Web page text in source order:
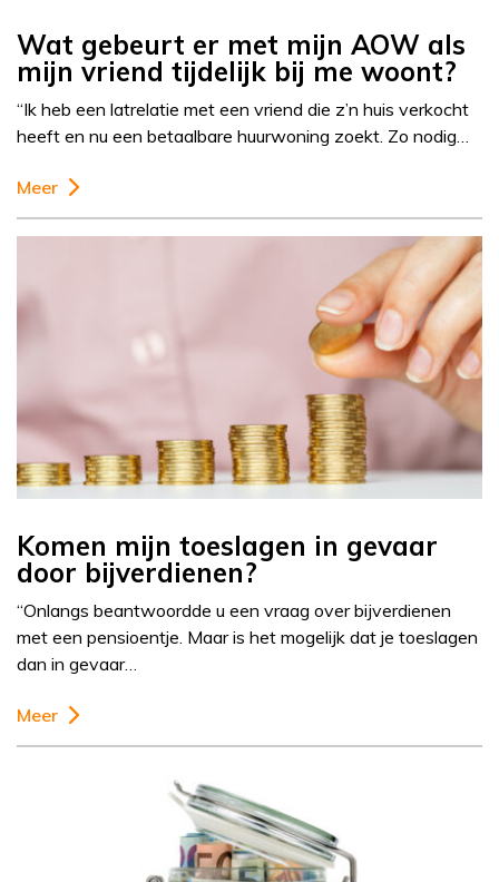
Wat gebeurt er met mijn AOW als
mijn vriend tijdelijk bij me woont?
“Ik heb een latrelatie met een vriend die z’n huis verkocht
heeft en nu een betaalbare huurwoning zoekt. Zo nodig…
Meer
Komen mijn toeslagen in gevaar
door bijverdienen?
“Onlangs beantwoordde u een vraag over bijverdienen
met een pensioentje. Maar is het mogelijk dat je toeslagen
dan in gevaar…
Meer